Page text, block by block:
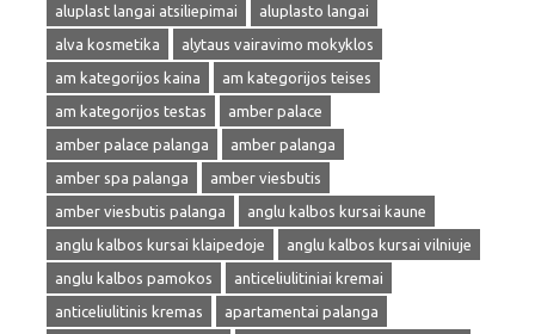
aluplast langai atsiliepimai
aluplasto langai
alva kosmetika
alytaus vairavimo mokyklos
am kategorijos kaina
am kategorijos teises
am kategorijos testas
amber palace
amber palace palanga
amber palanga
amber spa palanga
amber viesbutis
amber viesbutis palanga
anglu kalbos kursai kaune
anglu kalbos kursai klaipedoje
anglu kalbos kursai vilniuje
anglu kalbos pamokos
anticeliulitiniai kremai
anticeliulitinis kremas
apartamentai palanga